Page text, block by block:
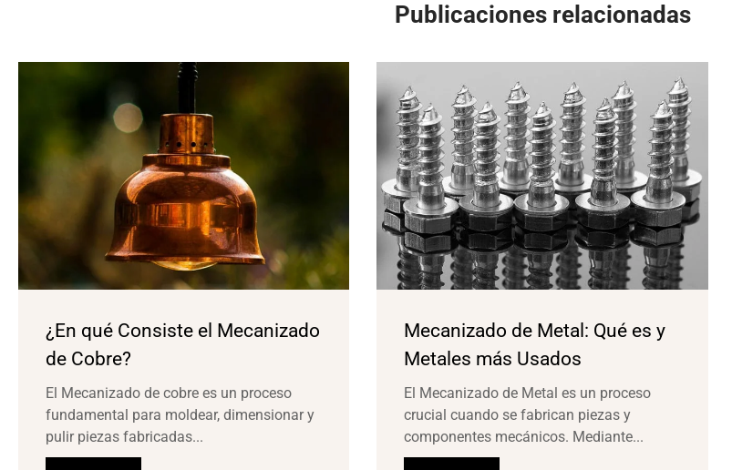
Publicaciones relacionadas
¿En qué Consiste el Mecanizado
de Cobre?
El Mecanizado de cobre es un proceso
fundamental para moldear, dimensionar y
pulir piezas fabricadas...
Mecanizado de Metal: Qué es y
Metales más Usados
El Mecanizado de Metal es un proceso
crucial cuando se fabrican piezas y
componentes mecánicos. Mediante...